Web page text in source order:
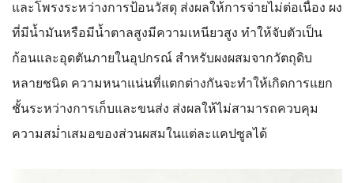
และโพรงระหว่างการป้อนวัสดุ ส่งผลให้การจ่ายไม่ต่อเนื่อง ผง
ที่มีน้ำมันหรือมีน้ำตาลสูงมีความเหนียวสูง ทำให้จับตัวเป็น
ก้อนและอุดตันภายในอุปกรณ์ สำหรับผงผสมจากวัตถุดิบ
หลายชนิด ความหนาแน่นที่แตกต่างกันจะทำให้เกิดการแยก
ชั้นระหว่างการเก็บและขนส่ง ส่งผลให้ไม่สามารถควบคุม
ความสม่ำเสมอของส่วนผสมในแต่ละแคปซูลได้